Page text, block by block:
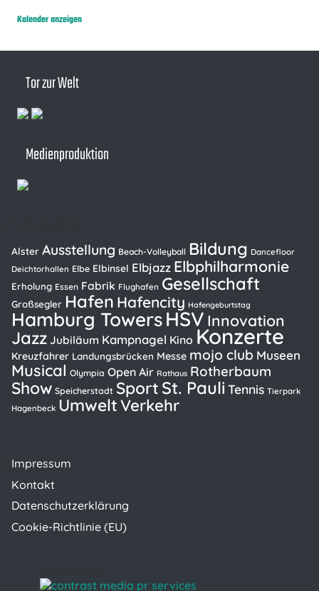
Tor zur Welt
Medienproduktion
Kalender anzeigen
Impressum
Kontakt
Datenschutzerklärung
Cookie-Richtlinie (EU)
Alster Ausstellung Beach-Volleyball Bildung Dancefloor
Deichtorhallen Elbe Elbinsel Elbjazz Elbphilharmonie
Erholung Essen Fabrik Flughafen Gesellschaft
Großsegler Hafen Hafencity Hafengeburtstag
Hamburg TowersHSV Innovation
Jazz Jubiläum Kampnagel Kino Konzerte
Kreuzfahrer Landungsbrücken Messe mojo club Museen
Musical Olympia Open Air Rathaus Rotherbaum
Show Speicherstadt Sport St. Pauli Tennis Tierpark
Hagenbeck UmweltVerkehr